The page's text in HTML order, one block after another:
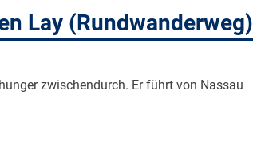
Lay (Rundwanderweg)
zwischendurch. Er führt von Nassau